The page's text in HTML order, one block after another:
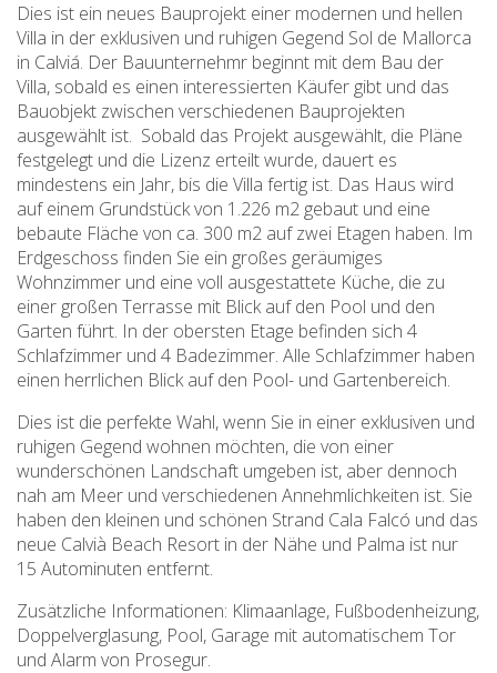
Dies ist ein neues Bauprojekt einer modernen und hellen
Villa in der exklusiven und ruhigen Gegend Sol de Mallorca
in Calviá. Der Bauunternehmr beginnt mit dem Bau der
Villa, sobald es einen interessierten Käufer gibt und das
Bauobjekt zwischen verschiedenen Bauprojekten
ausgewählt ist. Sobald das Projekt ausgewählt, die Pläne
festgelegt und die Lizenz erteilt wurde, dauert es
mindestens ein Jahr, bis die Villa fertig ist. Das Haus wird
auf einem Grundstück von 1.226 m2 gebaut und eine
bebaute Fläche von ca. 300 m2 auf zwei Etagen haben. Im
Erdgeschoss finden Sie ein großes geräumiges
Wohnzimmer und eine voll ausgestattete Küche, die zu
einer großen Terrasse mit Blick auf den Pool und den
Garten führt. In der obersten Etage befinden sich 4
Schlafzimmer und 4 Badezimmer. Alle Schlafzimmer haben
einen herrlichen Blick auf den Pool- und Gartenbereich.
Dies ist die perfekte Wahl, wenn Sie in einer exklusiven und
ruhigen Gegend wohnen möchten, die von einer
wunderschönen Landschaft umgeben ist, aber dennoch
nah am Meer und verschiedenen Annehmlichkeiten ist. Sie
haben den kleinen und schönen Strand Cala Falcó und das
neue Calvià Beach Resort in der Nähe und Palma ist nur
15 Autominuten entfernt.
Zusätzliche Informationen: Klimaanlage, Fußbodenheizung,
Doppelverglasung, Pool, Garage mit automatischem Tor
und Alarm von Prosegur.